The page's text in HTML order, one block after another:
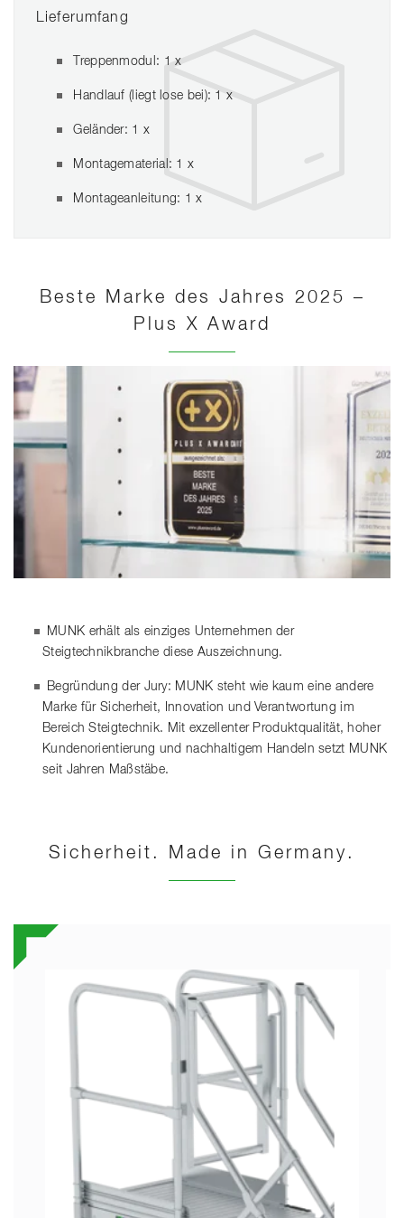
Lieferumfang
Treppenmodul: 1 x
Handlauf (liegt lose bei): 1 x
Geländer: 1 x
Montagematerial: 1 x
Montageanleitung: 1 x
Beste Marke des Jahres 2025 –
Plus X Award
MUNK erhält als einziges Unternehmen der
Steigtechnikbranche diese Auszeichnung.
Begründung der Jury: MUNK steht wie kaum eine andere
Marke für Sicherheit, Innovation und Verantwortung im
Bereich Steigtechnik. Mit exzellenter Produktqualität, hoher
Kundenorientierung und nachhaltigem Handeln setzt MUNK
seit Jahren Maßstäbe.
Sicherheit. Made in Germany.